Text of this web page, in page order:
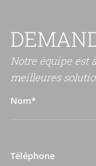
Notre équipe est
meilleures
Nom*
Téléphone